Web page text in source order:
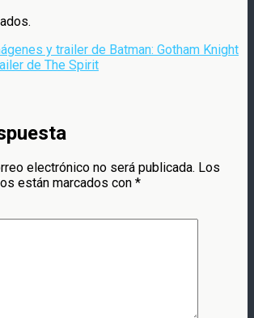
y trailer de Batman: Gotham Knight
de The Spirit
electrónico no será publicada. Los
están marcados con *